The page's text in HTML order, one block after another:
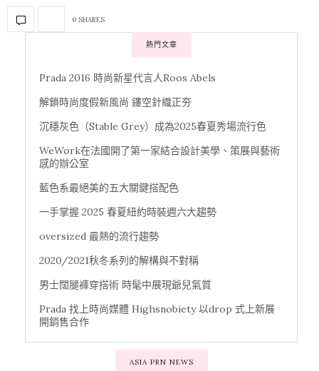
0 SHARES
熱門文章
Prada 2016 時尚新星代言人Roos Abels
解鎖時尚度假新風尚 鏤空針織正夯
沉穩灰色（Stable Grey）成為2025春夏秀場流行色
WeWork在法國開了第一家結合設計美學、策展與藝術
感的辦公室
藍色系最絕美的五大關鍵搭配色
一手掌握 2025 春夏紐約時裝週六大趨勢
oversized 最熱的流行趨勢
2020/2021秋冬系列的解構與不對稱
男士闊腿褲穿搭術 時髦中展現爺兒氣質
Prada 找上時尚媒體 Highsnobiety 以drop 式上新展
開銷售合作
ASIA PRN NEWS